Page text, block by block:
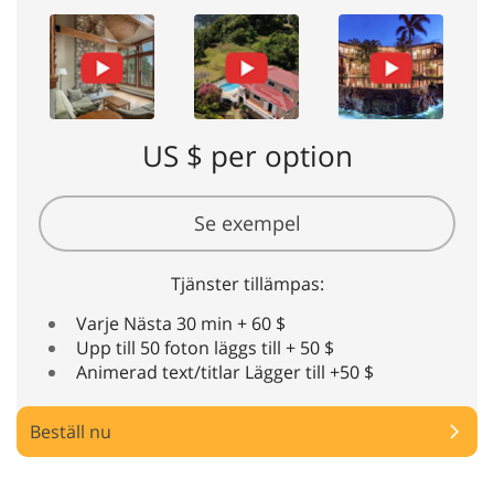
US $ per option
Se exempel
Tjänster tillämpas:
Varje Nästa 30 min + 60 $
Upp till 50 foton läggs till + 50 $
Animerad text/titlar Lägger till +50 $
Beställ nu